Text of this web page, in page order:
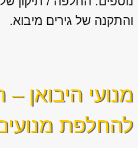
והתקנה של גירים מיבוא.
מנועי היבואן
להחלפת